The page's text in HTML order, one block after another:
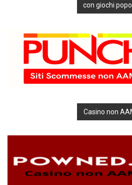
con giochi
Casino non